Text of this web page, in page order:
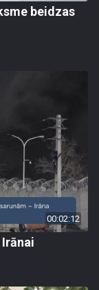
beidzas
00:02:12